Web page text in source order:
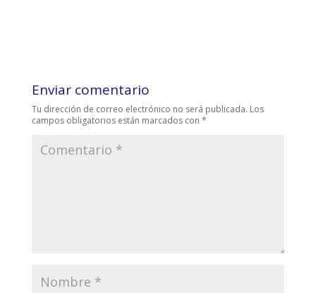
Enviar comentario
Tu dirección de correo electrónico no será publicada. Los
campos obligatorios están marcados con *